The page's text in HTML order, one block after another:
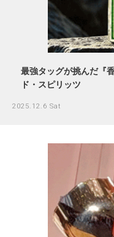
最強タッグが挑んだ『
ド・スピリッツ
2025.12.6 Sat